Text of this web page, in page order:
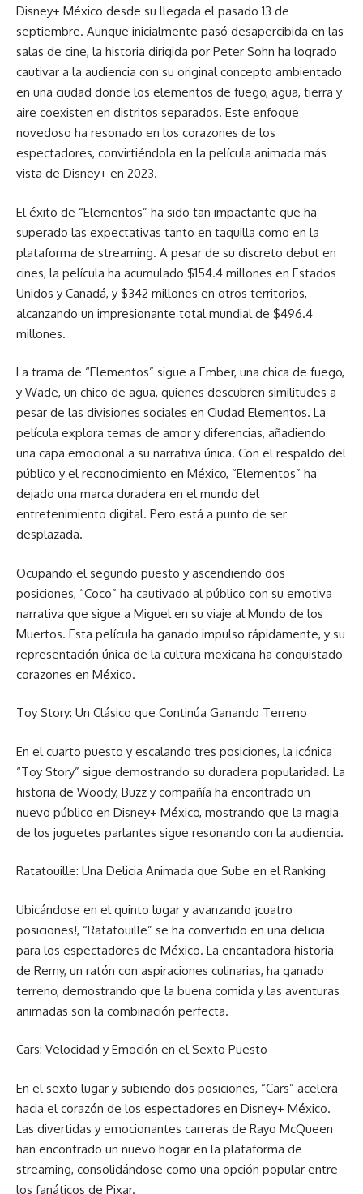
Disney+ México desde su llegada el pasado 13 de
septiembre. Aunque inicialmente pasó desapercibida en las
salas de cine, la historia dirigida por Peter Sohn ha logrado
cautivar a la audiencia con su original concepto ambientado
en una ciudad donde los elementos de fuego, agua, tierra y
aire coexisten en distritos separados. Este enfoque
novedoso ha resonado en los corazones de los
espectadores, convirtiéndola en la película animada más
vista de Disney+ en 2023.
El éxito de “Elementos” ha sido tan impactante que ha
superado las expectativas tanto en taquilla como en la
plataforma de streaming. A pesar de su discreto debut en
cines, la película ha acumulado $154.4 millones en Estados
Unidos y Canadá, y $342 millones en otros territorios,
alcanzando un impresionante total mundial de $496.4
millones.
La trama de “Elementos” sigue a Ember, una chica de fuego,
y Wade, un chico de agua, quienes descubren similitudes a
pesar de las divisiones sociales en Ciudad Elementos. La
película explora temas de amor y diferencias, añadiendo
una capa emocional a su narrativa única. Con el respaldo del
público y el reconocimiento en México, “Elementos” ha
dejado una marca duradera en el mundo del
entretenimiento digital. Pero está a punto de ser
desplazada.
Ocupando el segundo puesto y ascendiendo dos
posiciones, “Coco” ha cautivado al público con su emotiva
narrativa que sigue a Miguel en su viaje al Mundo de los
Muertos. Esta película ha ganado impulso rápidamente, y su
representación única de la cultura mexicana ha conquistado
corazones en México.
Toy Story: Un Clásico que Continúa Ganando Terreno
En el cuarto puesto y escalando tres posiciones, la icónica
“Toy Story” sigue demostrando su duradera popularidad. La
historia de Woody, Buzz y compañía ha encontrado un
nuevo público en Disney+ México, mostrando que la magia
de los juguetes parlantes sigue resonando con la audiencia.
Ratatouille: Una Delicia Animada que Sube en el Ranking
Ubicándose en el quinto lugar y avanzando ¡cuatro
posiciones!, “Ratatouille” se ha convertido en una delicia
para los espectadores de México. La encantadora historia
de Remy, un ratón con aspiraciones culinarias, ha ganado
terreno, demostrando que la buena comida y las aventuras
animadas son la combinación perfecta.
Cars: Velocidad y Emoción en el Sexto Puesto
En el sexto lugar y subiendo dos posiciones, “Cars” acelera
hacia el corazón de los espectadores en Disney+ México.
Las divertidas y emocionantes carreras de Rayo McQueen
han encontrado un nuevo hogar en la plataforma de
streaming, consolidándose como una opción popular entre
los fanáticos de Pixar.